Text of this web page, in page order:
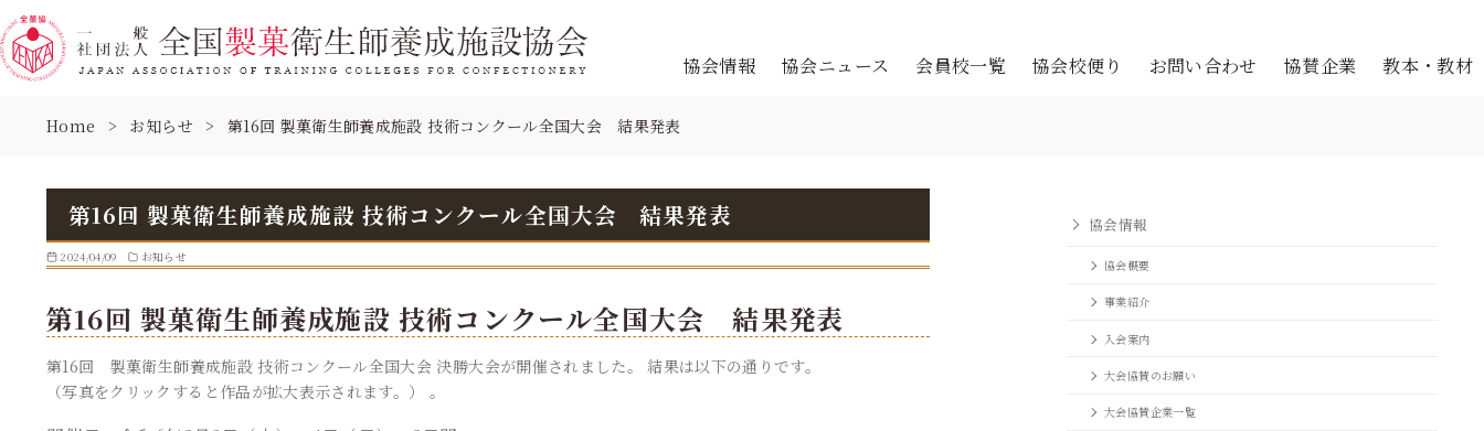
協会情報 協会ニュース 会員校一覧 協会校便り お問い合わせ 協賛企業 教本・教材
Home お知らせ 第16回 製菓衛生師養成施設 技術コンクール全国大会 結果発表
第16回 製菓衛生師養成施設 技術コンクール全国大会 結果発表
2024/04/09 お知らせ
第16回 製菓衛生師養成施設 技術コンクール全国大会 結果発表
第16回 製菓衛生師養成施設 技術コンクール全国大会 決勝大会が開催されました。 結果は以下の通りです。
（写真をクリックすると作品が拡大表示されます。） 。
協会情報
協会概要
事業紹介
入会案内
大会協賛のお願い
大会協賛企業一覧